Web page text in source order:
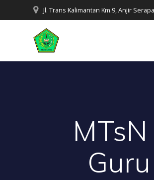
to
Jl. Trans Kalimantan Km.9, Anjir